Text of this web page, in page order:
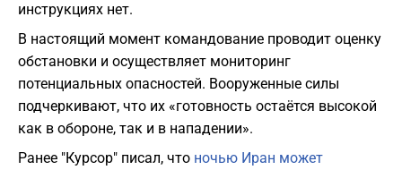
инструкциях нет.
В настоящий момент командование проводит оценку
обстановки и осуществляет мониторинг
потенциальных опасностей. Вооруженные силы
подчеркивают, что их «готовность остаётся высокой
как в обороне, так и в нападении».
Ранее "Курсор" писал, что ночью Иран может